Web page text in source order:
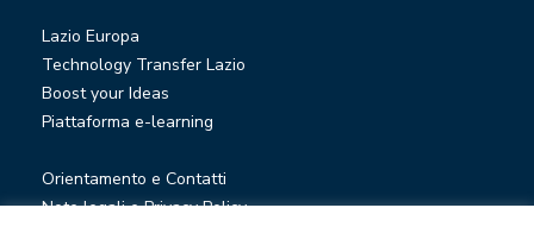
Lazio Europa
Technology Transfer Lazio
Boost your Ideas
Piattaforma e-learning
Orientamento e Contatti
Note legali e Privacy Policy